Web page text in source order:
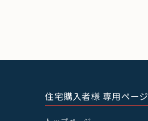
住宅購入者様 専用ページ